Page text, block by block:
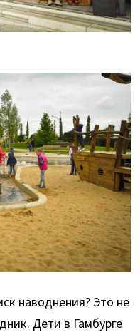
наводнения? Это не
Дети в Гамбурге